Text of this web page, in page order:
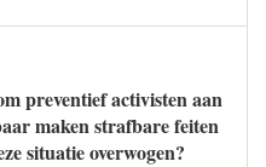
preventief activisten aan
maken strafbare feiten
situatie overwogen?